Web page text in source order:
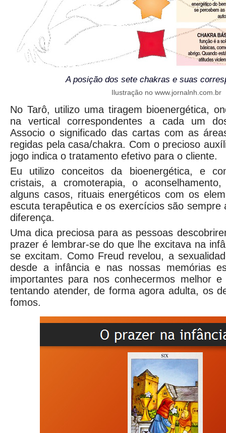
A posição dos sete chakras e suas
Ilustração no www.jornalnh.com.br
No Tarô, utilizo uma tiragem bioenergética,
na vertical correspondentes a cada um
Associo o significado das cartas com as
regidas pela casa/chakra. Com o precioso
jogo indica o tratamento efetivo para o cliente.
Eu utilizo conceitos da bioenergética, e
cristais, a cromoterapia, o
alguns casos, rituais energéticos com os
escuta terapêutica e os exercícios são sempre
diferença.
Uma dica preciosa para as pessoas
prazer é lembrar-se do que lhe excitava na
se excitam. Como Freud revelou, a
desde a infância e nas nossas memórias
importantes para nos conhecermos melhor
tentando atender, de forma agora adulta, os
fomos.